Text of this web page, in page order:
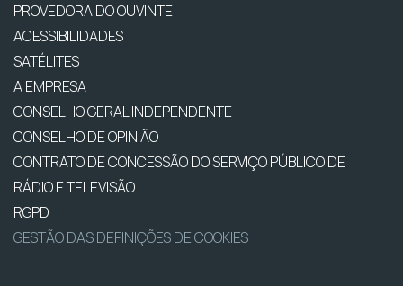
PROVEDORA DO OUVINTE
ACESSIBILIDADES
SATÉLITES
A EMPRESA
CONSELHO GERAL INDEPENDENTE
CONSELHO DE OPINIÃO
CONTRATO DE CONCESSÃO DO SERVIÇO PÚBLICO DE
RÁDIO E TELEVISÃO
RGPD
GESTÃO DAS DEFINIÇÕES DE COOKIES